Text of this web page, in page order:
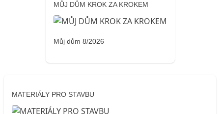
MŮJ DŮM KROK ZA KROKEM
Můj dům 8/2026
MATERIÁLY PRO STAVBU